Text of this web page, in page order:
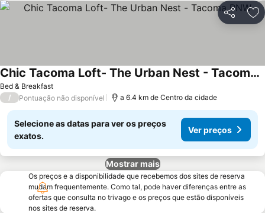
Partilhar
Bed & Breakfast
Chic Tacoma Loft- The Urban Nest - Tacoma PNW
Ver preços
/ Pontuação não disponível a 6.4 km de Centro da cidade
Selecione as datas para ver os preços
exatos.
Ver preços
Mostrar mais
Os preços e a disponibilidade que recebemos dos sites de reserva
mudam frequentemente. Como tal, pode haver diferenças entre as
ofertas que consulta no trivago e os preços que estão disponíveis
nos sites de reserva.